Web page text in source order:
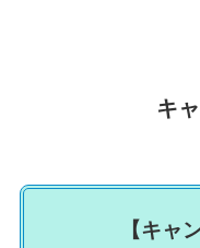
キ
【キャ